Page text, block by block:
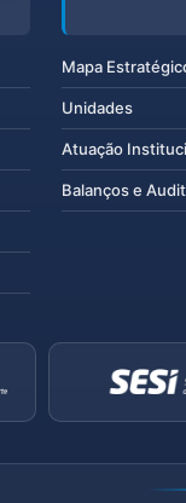
Mapa
Unidades
Atuação
Balanços e